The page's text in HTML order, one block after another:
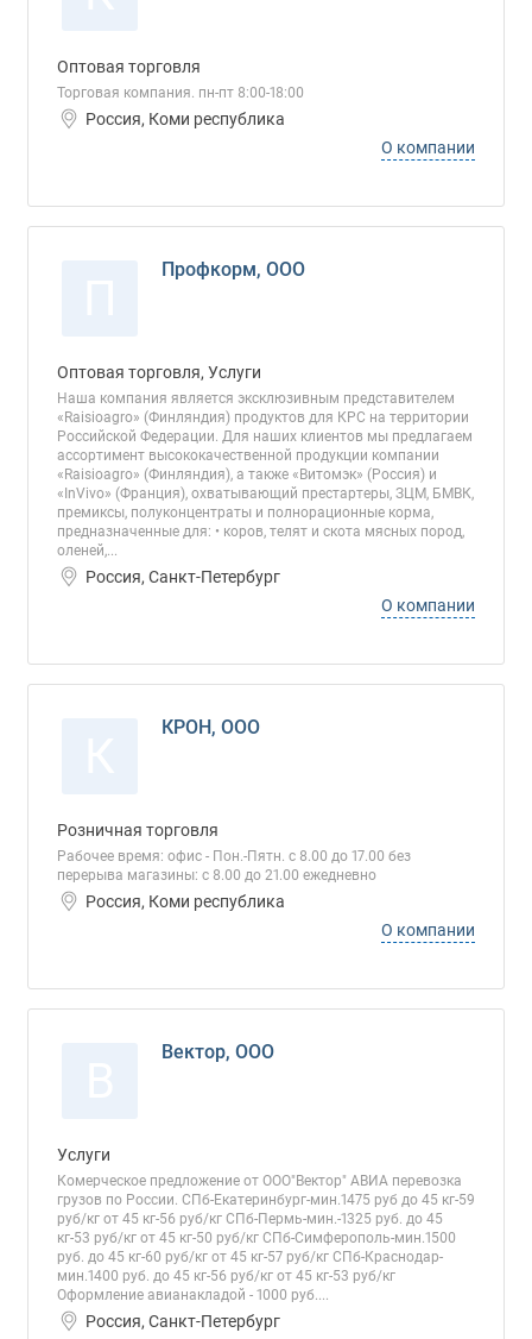
Оптовая торговля
Торговая компания. пн-пт 8:00-18:00
Россия, Коми республика
О компании
Профкорм, ООО
Оптовая торговля, Услуги
Наша компания является эксклюзивным представителем
«Raisioagro» (Финляндия) продуктов для КРС на территории
Российской Федерации. Для наших клиентов мы предлагаем
ассортимент высококачественной продукции компании
«Raisioagro» (Финляндия), а также «Витомэк» (Россия) и
«InVivo» (Франция), охватывающий престартеры, ЗЦМ, БМВК,
премиксы, полуконцентраты и полнорационные корма,
предназначенные для: • коров, телят и скота мясных пород,
оленей,...
Россия, Санкт-Петербург
О компании
КРОН, ООО
Розничная торговля
Рабочее время: офис - Пон.-Пятн. с 8.00 до 17.00 без
перерыва магазины: с 8.00 до 21.00 ежедневно
Россия, Коми республика
О компании
Вектор, ООО
Услуги
Комерческое предложение от ООО"Вектор" АВИА перевозка
грузов по России. СПб-Екатеринбург-мин.1475 руб до 45 кг-59
руб/кг от 45 кг-56 руб/кг СПб-Пермь-мин.-1325 руб. до 45
кг-53 руб/кг от 45 кг-50 руб/кг СПб-Симферополь-мин.1500
руб. до 45 кг-60 руб/кг от 45 кг-57 руб/кг СПб-Краснодар-
мин.1400 руб. до 45 кг-56 руб/кг от 45 кг-53 руб/кг
Оформление авианакладой - 1000 руб....
Россия, Санкт-Петербург